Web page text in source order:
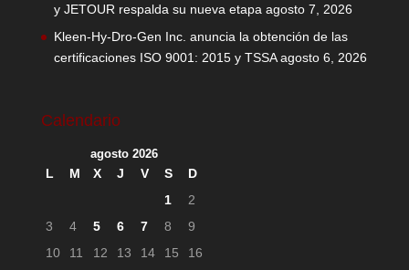
y JETOUR respalda su nueva etapa agosto 7, 2026
Kleen-Hy-Dro-Gen Inc. anuncia la obtención de las
certificaciones ISO 9001: 2015 y TSSA agosto 6, 2026
Calendario
agosto 2026
L M X J V S
D
1
2
3
4 5 6 7 8
9
10
11 12 13 14 15
16